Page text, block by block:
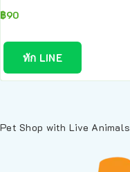
฿90
ทัก LINE
Pet Shop with Live Animals